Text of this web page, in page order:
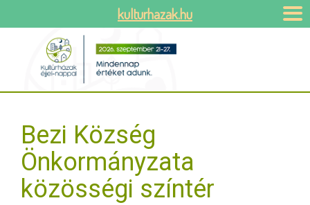
Bezi Község
Önkormányzata
közösségi színtér
kulturhazak.hu